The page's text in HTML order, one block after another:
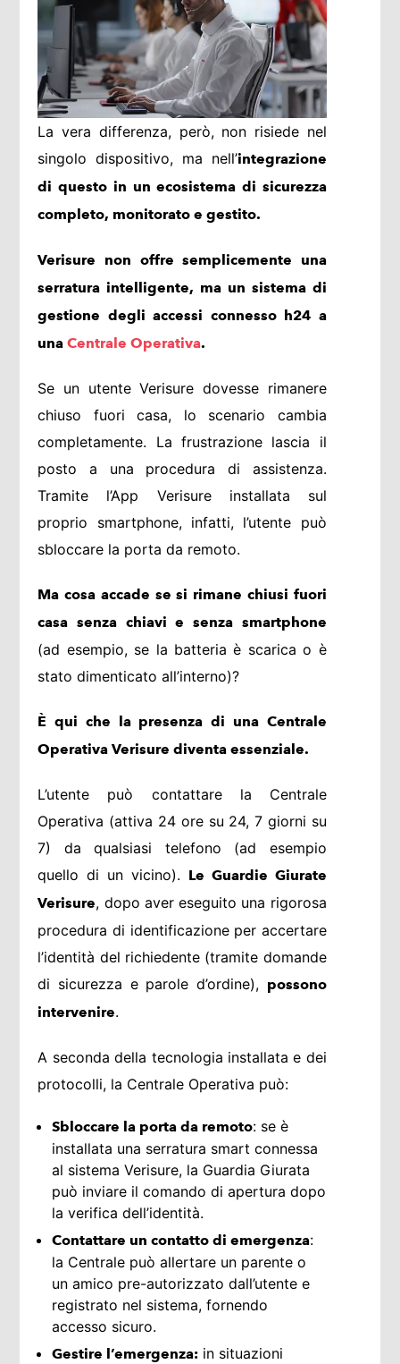
La vera differenza, però, non risiede nel
singolo dispositivo, ma nell’integrazione
di questo in un ecosistema di sicurezza
completo, monitorato e gestito.
Verisure non offre semplicemente una
serratura intelligente, ma un sistema di
gestione degli accessi connesso h24 a
unaCentrale Operativa.
Se un utente Verisure dovesse rimanere
chiuso fuori casa, lo scenario cambia
completamente. La frustrazione lascia il
posto a una procedura di assistenza.
Tramite l’App Verisure installata sul
proprio smartphone, infatti, l’utente può
sbloccare la porta da remoto.
Ma cosa accade se si rimane chiusi fuori
casa senza chiavi e senza smartphone
(ad esempio, se la batteria è scarica o è
stato dimenticato all’interno)?
È qui che la presenza di una Centrale
Operativa Verisure diventa essenziale.
L’utente può contattare la Centrale
Operativa (attiva 24 ore su 24, 7 giorni su
7) da qualsiasi telefono (ad esempio
quello di un vicino). Le Guardie Giurate
Verisure, dopo aver eseguito una rigorosa
procedura di identificazione per accertare
l’identità del richiedente (tramite domande
di sicurezza e parole d’ordine), possono
intervenire.
A seconda della tecnologia installata e dei
protocolli, la Centrale Operativa può:
Sbloccare la porta da remoto: se è
installata una serratura smart connessa
al sistema Verisure, la Guardia Giurata
può inviare il comando di apertura dopo
la verifica dell’identità.
Contattare un contatto di emergenza:
la Centrale può allertare un parente o
un amico pre-autorizzato dall’utente e
registrato nel sistema, fornendo
accesso sicuro.
Gestire l’emergenza: in situazioni